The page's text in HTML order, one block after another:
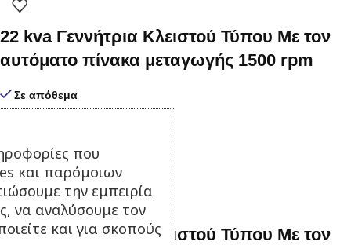
22 kva Γεννήτρια Κλειστού Τύπου Με τον
αυτόματο πίνακα μεταγωγής 1500 rpm
Σε απόθεμα
Προσθήκη στο καλάθι
72 kva Γεννήτρια Κλειστού Τύπου Με τον
που
και παρόμοιων
την εμπειρία
να αναλύσουμε τον
και για σκοπούς